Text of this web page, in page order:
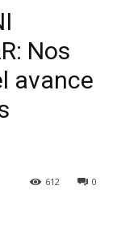
Nos
avance
0
612